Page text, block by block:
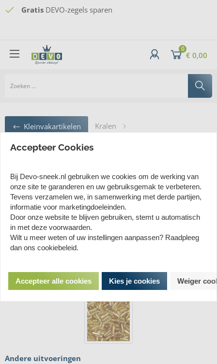
Vertrouwdshoppen sinds 1934
Gratis DEVO-zegels sparen
Webwinkelkeur
0
€ 0,00
Kleinvakartikelen
Kralen
Boheemse rocailles "Buis" 15 x 2 mm goudkleurig
Boheemse rocailles "Buis" 15 x 2 mm
goudkleurig
Andere uitvoeringen
Accepteer Cookies
Bij Devo-sneek.nl gebruiken we cookies om de werking van
onze site te garanderen en uw gebruiksgemak te verbeteren.
Tevens verzamelen we, in samenwerking met derde partijen,
informatie voor marketingdoeleinden.
Door onze website te blijven gebruiken, stemt u automatisch
in met deze voorwaarden.
Wilt u meer weten of uw instellingen aanpassen? Raadpleeg
dan ons cookiebeleid.
Accepteer alle cookies Kies je cookies Weiger